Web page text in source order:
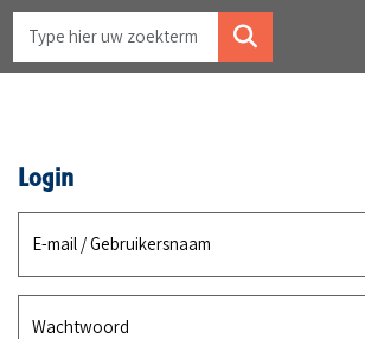
Login
E-mail / Gebruikersnaam
Wachtwoord